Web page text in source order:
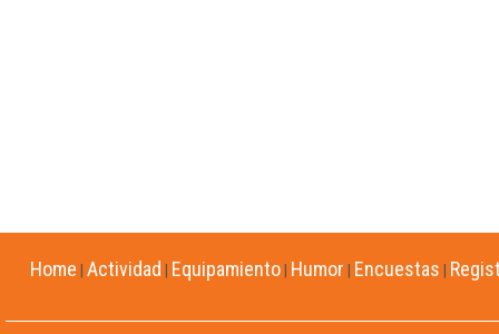
Home Actividad Equipamiento Humor Encuestas